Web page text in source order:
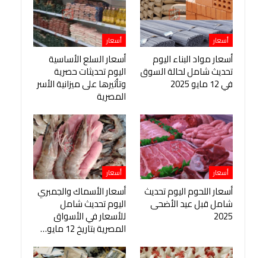
أسعار
أسعار مواد البناء اليوم
تحديث شامل لحالة السوق
في 12 مايو 2025
أسعار
أسعار السلع الأساسية
اليوم تحديثات حصرية
وتأثيرها على ميزانية الأسر
المصرية
أسعار
أسعار اللحوم اليوم تحديث
شامل قبل عيد الأضحى
2025
أسعار
أسعار الأسماك والجمبري
اليوم تحديث شامل
للأسعار في الأسواق
المصرية بتاريخ 12 مايو…